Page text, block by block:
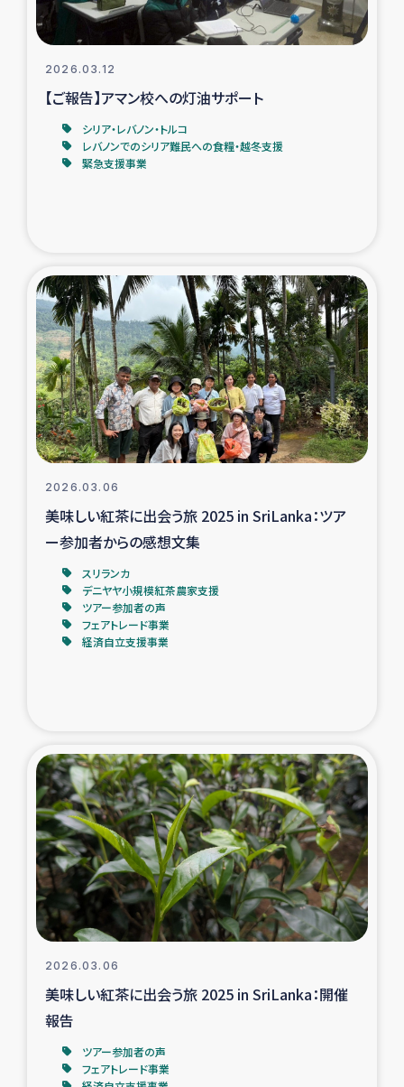
レバノンにおける緊急支援
レバノンでのシリア難民への教育支援事業
海外ルーツの市民との共生
復興応援隊の活動
仮設住宅生活支援・農業復興支援
漁業復興支援
インターン・ボランティア日誌
居場所づくり
ガザ空爆被災者への食料支援と農家生産支援
ガザ地区における羊の畜産支援
ガザ地区酪農を通した女性グループの生計支援
ふりかけ普及と食生活改善による栄養改善事業
フェアトレード事業
緊急支援事業
2026.03.12
【ご報告】アマン校への灯油サポート
シリア・レバノン・トルコ
レバノンでのシリア難民への食糧・越冬支援
緊急支援事業
2026.03.06
美味しい紅茶に出会う旅 2025 in SriLanka：ツア
ー参加者からの感想文集
スリランカ
デニヤヤ小規模紅茶農家支援
ツアー参加者の声
フェアトレード事業
経済自立支援事業
2026.03.06
美味しい紅茶に出会う旅 2025 in SriLanka：開催
報告
ツアー参加者の声
フェアトレード事業